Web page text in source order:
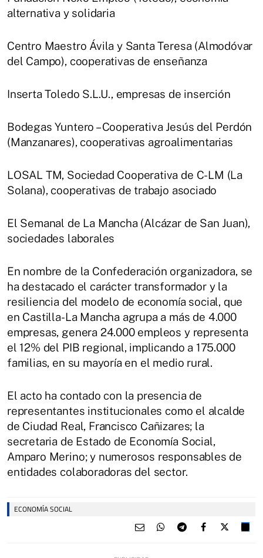
alternativa y solidaria
Centro Maestro Ávila y Santa Teresa (Almodóvar
del Campo), cooperativas de enseñanza
Inserta Toledo S.L.U., empresas de inserción
Bodegas Yuntero – Cooperativa Jesús del Perdón
(Manzanares), cooperativas agroalimentarias
LOSAL TM, Sociedad Cooperativa de C-LM (La
Solana), cooperativas de trabajo asociado
El Semanal de La Mancha (Alcázar de San Juan),
sociedades laborales
En nombre de la Confederación organizadora, se
ha destacado el carácter transformador y la
resiliencia del modelo de economía social, que
en Castilla-La Mancha agrupa a más de 4.000
empresas, genera 24.000 empleos y representa
el 12% del PIB regional, implicando a 175.000
familias, en su mayoría en el medio rural.
El acto ha contado con la presencia de
representantes institucionales como el alcalde
de Ciudad Real, Francisco Cañizares; la
secretaria de Estado de Economía Social,
Amparo Merino; y numerosos responsables de
entidades colaboradoras del sector.
ECONOMÍA SOCIAL